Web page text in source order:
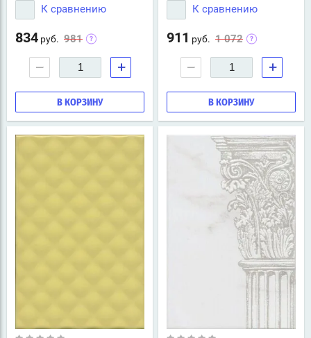
К сравнению
981
834 руб.
− +
В КОРЗИНУ
К сравнению
1 072
911 руб.
− +
В КОРЗИНУ